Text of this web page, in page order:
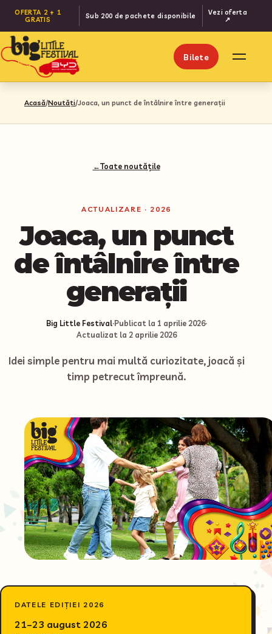
OFERTA 2 + 1
GRATIS
Sub 200 de pachete disponibile
Vezi oferta
↗
Bilete Meniu
Acasă/Noutăți/Joaca, un punct de întâlnire între generații
←Toate noutățile
ACTUALIZARE · 2026
Joaca, un punct
de întâlnire între
generații
Big Little Festival·Publicat la 1 aprilie 2026·
Actualizat la 2 aprilie 2026
Idei simple pentru mai multă curiozitate, joacă și
timp petrecut împreună.
DATELE EDIȚIEI 2026
21–23 august 2026